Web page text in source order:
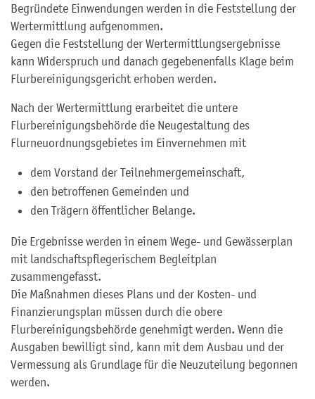
Begründete Einwendungen werden in die Feststellung der
Wertermittlung aufgenommen.
Gegen die Feststellung der Wertermittlungsergebnisse
kann Widerspruch und danach gegebenenfalls Klage beim
Flurbereinigungsgericht erhoben werden.
Nach der Wertermittlung erarbeitet die untere
Flurbereinigungsbehörde die Neugestaltung des
Flurneuordnungsgebietes im Einvernehmen mit
dem Vorstand der Teilnehmergemeinschaft,
den betroffenen Gemeinden und
den Trägern öffentlicher Belange.
Die Ergebnisse werden in einem Wege- und Gewässerplan
mit landschaftspflegerischem Begleitplan
zusammengefasst.
Die Maßnahmen dieses Plans und der Kosten- und
Finanzierungsplan müssen durch die obere
Flurbereinigungsbehörde genehmigt werden. Wenn die
Ausgaben bewilligt sind, kann mit dem Ausbau und der
Vermessung als Grundlage für die Neuzuteilung begonnen
werden.